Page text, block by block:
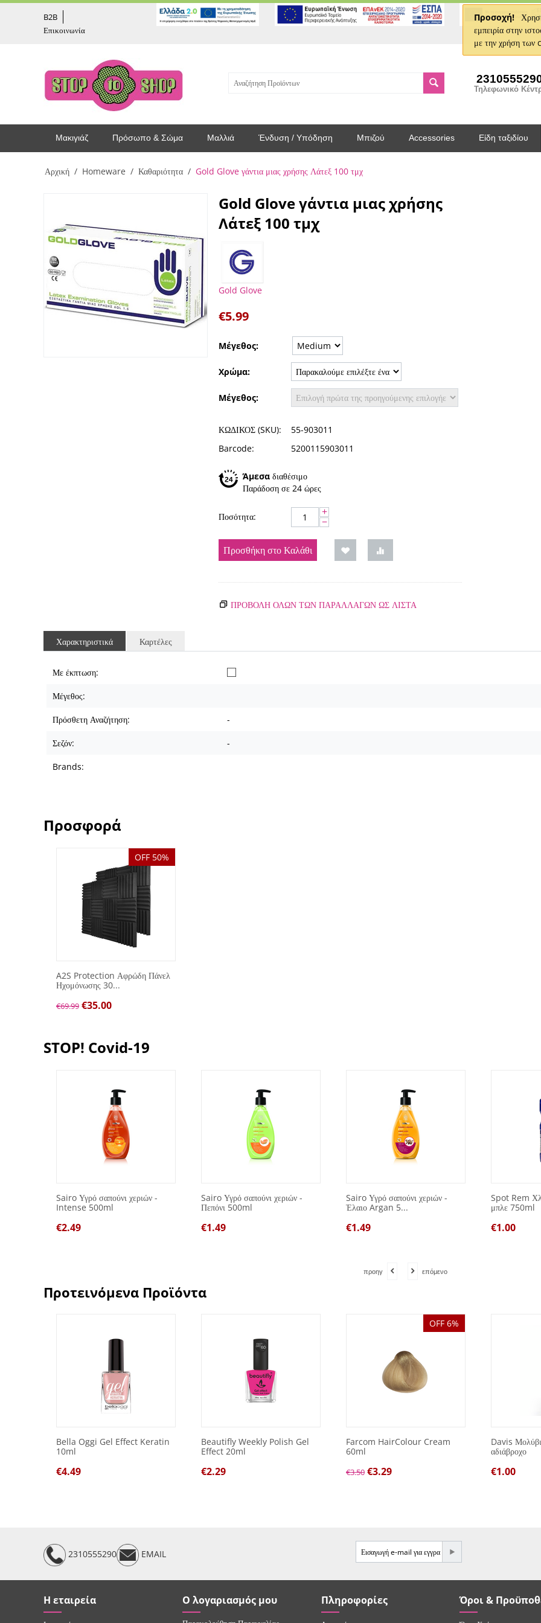
Προσοχή!
εμπειρία στην
με την χρήση των
B2B
Επικοινωνία
Τηλεφωνικό
Μακιγιάζ Πρόσωπο & Σώμα Μαλλιά Ένδυση / Υπόδηση Μπιζού Accessories Είδη ταξιδίου
Αρχική / Homeware / Καθαριότητα / Gold Glove γάντια μιας χρήσης Λάτεξ 100 τμχ
Gold Glove γάντια μιας χρήσης
Λάτεξ 100 τμχ
Gold Glove
€5.99
Μέγεθος:
Χρώμα:
Μέγεθος:
ΚΩΔΙΚΟΣ (SKU):
55-903011
Barcode:
5200115903011
Άμεσα διαθέσιμο
Παράδοση σε 24 ώρες
Ποσότητα: +
−
Προσθήκη στο Καλάθι
ΠΡΟΒΟΛΗ ΟΛΩΝ ΤΩΝ ΠΑΡΑΛΛΑΓΏΝ ΩΣ ΛΊΣΤΑ
Χαρακτηριστικά Καρτέλες
Με έκπτωση:
Μέγεθος:
Πρόσθετη Αναζήτηση: -
Σεζόν: -
Brands:
Προσφορά
OFF 50%
A2S Protection Αφρώδη Πάνελ
Ηχομόνωσης 30...
€69.99 €35.00
STOP! Covid-19
Sairo Υγρό σαπούνι χεριών -
Intense 500ml
€2.49
Sairo Υγρό σαπούνι χεριών -
Πεπόνι 500ml
€1.49
Sairo Υγρό σαπούνι χεριών -
Έλαιο Argan 5...
€1.49
Spot Rem
μπλε 750ml
€1.00
προηγ επόμενο
Προτεινόμενα Προϊόντα
Bella Oggi Gel Effect Keratin
10ml
€4.49
Beautifly Weekly Polish Gel
Effect 20ml
€2.29
OFF 6%
Farcom HairColour Cream
60ml
€3.50 €3.29
Davis Μολύβι
αδιάβροχο
€1.00
2310555290 EMAIL
Η εταιρεία Ο λογαριασμός μου Πληροφορίες Όροι &